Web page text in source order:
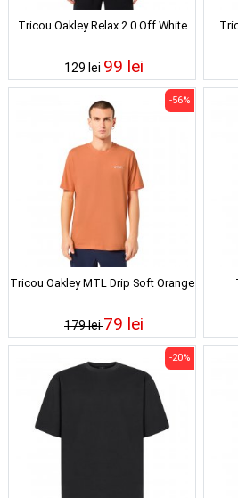
Tricou Oakley Relax 2.0 Off White
129 lei99 lei
Tricou Oakley MTL Drip Soft Orange
179 lei
-56%
79 lei
-20%